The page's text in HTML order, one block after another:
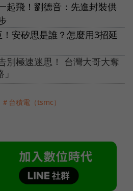
起飛！劉德音：先進封裝供
安矽思是誰？怎麼用3招延
別極速迷思！ 台灣大哥大奪
＃台積電（tsmc）